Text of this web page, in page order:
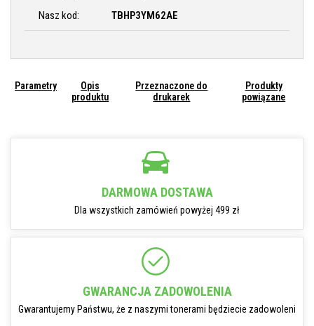
Nasz kod:
TBHP3YM62AE
Parametry
Opis
produktu
Przeznaczone do
drukarek
Produkty
powiązane
DARMOWA DOSTAWA
Dla wszystkich zamówień powyżej 499 zł
GWARANCJA ZADOWOLENIA
Gwarantujemy Państwu, że z naszymi tonerami będziecie zadowoleni